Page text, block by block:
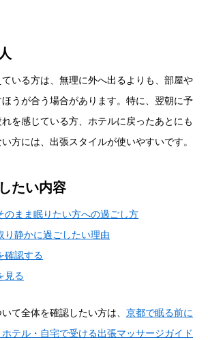
いる方は、無理に外へ出るよりも、部屋や
うが合う場合があります。特に、翌朝に予
を感じている方、ホテルに戻ったあとにも
方には、出張スタイルが使いやすいです。
たい内容
のまま眠りたい方への過ごし方
り静かに過ごしたい理由
確認する
見る
て全体を確認したい方は、 京都で眠る前に
テル・自宅で受ける出張マッサージガイド